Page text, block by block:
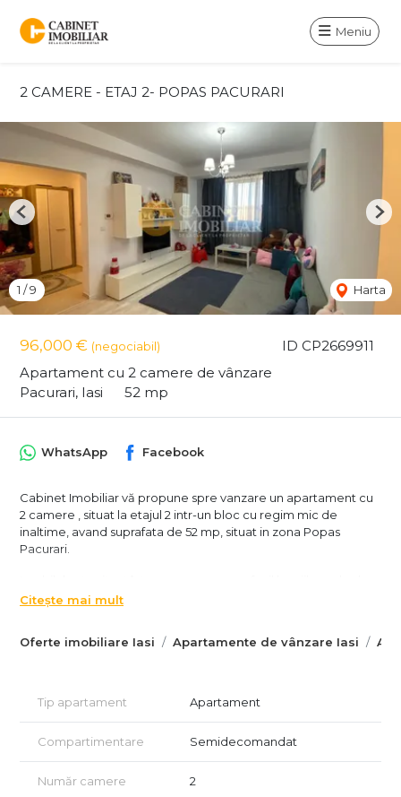
Meniu
2 CAMERE - ETAJ 2- POPAS PACURARI
ID CP2669911
96,000 € (negociabil)
Apartament cu 2 camere de vânzare
Pacurari, Iasi
52 mp
1 /9 Harta
Previous
Oferte imobiliare Iasi Apartamente de vânzare Iasi
WhatsApp Facebook
Cabinet Imobiliar vă propune spre vanzare un apartament cu
2 camere , situat la etajul 2 intr-un bloc cu regim mic de
inaltime, avand suprafata de 52 mp, situat in zona Popas
Pacurari.
transport in comun, in vecinatatea centrelor comerciale,
- Centrala termica proprie ;
- Finisaje de calitate: parchet, faianță, gresie;
- Uși interioare moderne;
Citește mai mult
Tip apartament Apartament
Compartimentare Semidecomandat
Număr camere 2